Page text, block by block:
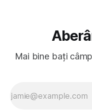
Mai bine bați